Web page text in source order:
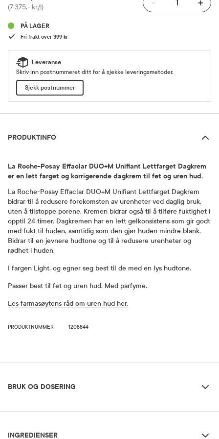
Pris
(7 375,- kr/l) - +
PÅ LAGER
Fri frakt over 399 kr
Leveranse
Skriv inn postnummeret ditt for å sjekke leveringsmetoder.
Sjekk postnummer
PRODUKTINFO
La Roche-Posay Effaclar DUO+M Unifiant Lettfarget Dagkrem
er en lett farget og korrigerende dagkrem til fet og uren hud.
La Roche-Posay Effaclar DUO+M Unifiant Lettfarget Dagkrem
bidrar til å redusere forekomsten av urenheter ved daglig bruk,
uten å tilstoppe porene. Kremen bidrar også til å tilføre fuktighet i
opptil 24 timer. Dagkremen har en lett gelkonsistens som gir godt
med fukt til huden, samtidig som den gjør huden mindre blank.
Bidrar til en jevnere hudtone og til å redusere urenheter og
rødhet i huden.
I fargen Light, og egner seg best til de med en lys hudtone.
Passer best til fet og uren hud. Med parfyme.
Les farmasøytens råd om uren hud her.
PRODUKTNUMMER 1208844
BRUK OG DOSERING
Påføres daglig i hele ansiktet etter rens. Unngå øyepartiet.
INGREDIENSER